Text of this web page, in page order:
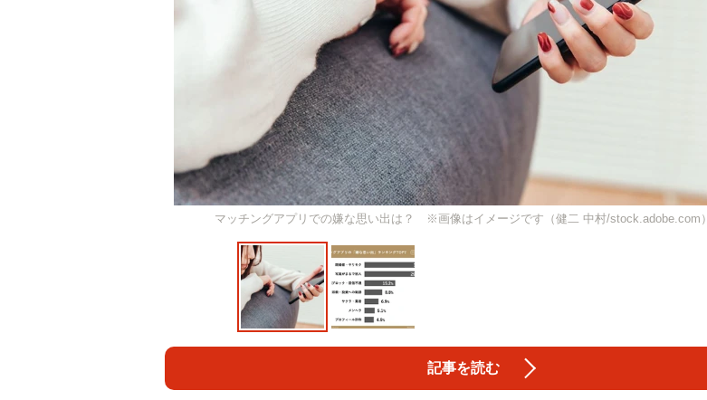
マッチングアプリでの嫌な思い出は？ ※画像はイメージです（健二 中村/stock.adobe.com）
記事を読む